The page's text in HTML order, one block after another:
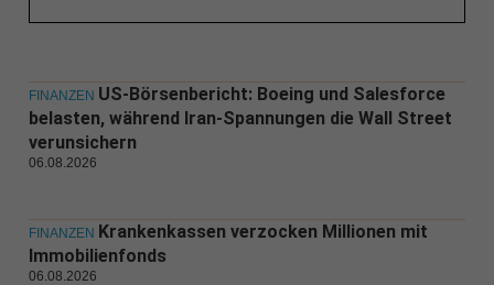
FINANZEN US-Börsenbericht: Boeing und Salesforce
belasten, während Iran-Spannungen die Wall Street
verunsichern
06.08.2026
FINANZEN Krankenkassen verzocken Millionen mit
Immobilienfonds
06.08.2026